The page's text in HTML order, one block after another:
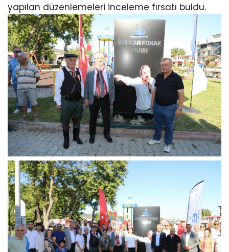
yapılan düzenlemeleri inceleme fırsatı buldu.